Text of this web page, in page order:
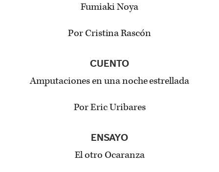
Fumiaki Noya
Por Cristina Rascón
CUENTO
Amputaciones en una noche estrellada
Por Eric Uribares
ENSAYO
El otro Ocaranza